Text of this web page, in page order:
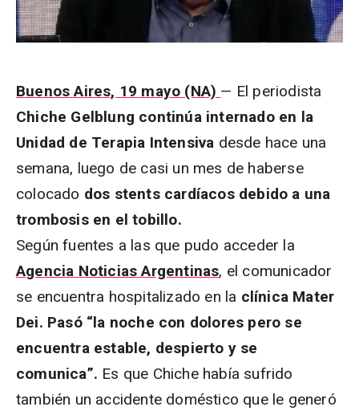
Buenos Aires, 19 mayo (NA) — El periodista
Chiche Gelblung continúa internado en la
Unidad de Terapia Intensiva desde hace una
semana, luego de casi un mes de haberse
colocado dos stents cardíacos debido a una
trombosis en el tobillo.
Según fuentes a las que pudo acceder la
Agencia Noticias Argentinas, el comunicador
se encuentra hospitalizado en la clínica Mater
Dei. Pasó “la noche con dolores pero se
encuentra estable, despierto y se
comunica”. Es que Chiche había sufrido
también un accidente doméstico que le generó